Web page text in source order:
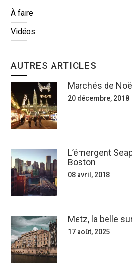
À faire
Vidéos
AUTRES ARTICLES
Marchés de
20 décembre, 2018
L’émergent
Boston
08 avril, 2018
Metz, la belle
17 août, 2025